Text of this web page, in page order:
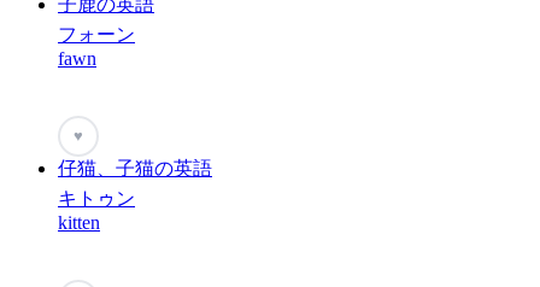
フォーン
fawn
♥
仔猫、子猫の英語
キトゥン
kitten